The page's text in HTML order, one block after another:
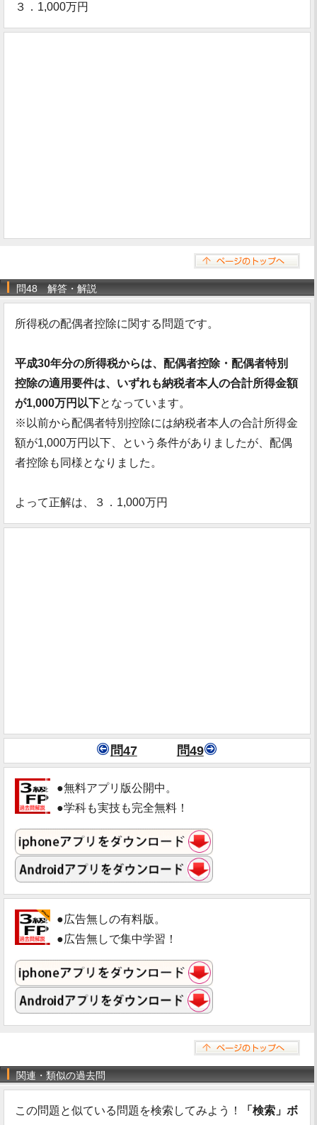
３．1,000万円
問48 解答・解説
所得税の配偶者控除に関する問題です。
平成30年分の所得税からは、配偶者控除・配偶者特別
控除の適用要件は、いずれも納税者本人の合計所得金額
が1,000万円以下となっています。
※以前から配偶者特別控除には納税者本人の合計所得金
額が1,000万円以下、という条件がありましたが、配偶
者控除も同様となりました。
よって正解は、３．1,000万円
問47 問49
●無料アプリ版公開中。
●学科も実技も完全無料！
●広告無しの有料版。
●広告無しで集中学習！
関連・類似の過去問
この問題と似ている問題を検索してみよう！
「検索」ボ